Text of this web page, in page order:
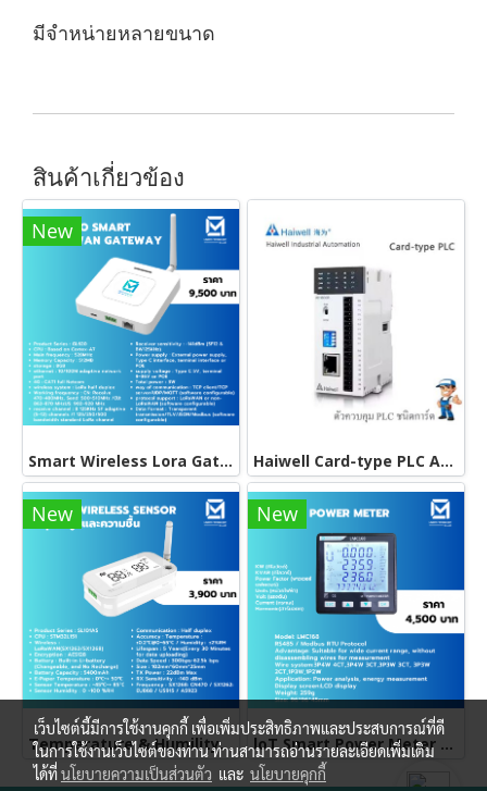
มีจำหน่ายหลายขนาด
สินค้าเกี่ยวข้อง
New
Smart Wireless Lora Gateway รับสัญญาไกลถึง 2 กิโลเมตร Haiwell Card-type PLC AC16SOR A08DOR MPU Haiwell การ์ดแบบลอจิกตัวควบคุมขนาดเล็ก,ซีพียู PLC ดีไซน์บาง ขยายตัวแบบดิจิตอล
New
Temperature & Humility Sensor เซ็นเซอร์วัดความชื้นและอุณหภูมิแบบไร้สาย รองรับ lorawan modbus RS485 TLV JASON
New
loT Smart Power Meter มิเตอร์สามเฟสสำหรับการมอนิเตอร์การใช้ไฟแบบออนไลน์
เว็บไซต์นี้มีการใช้งานคุกกี้ เพื่อเพิ่มประสิทธิภาพและประสบการณ์ที่ดี
ในการใช้งานเว็บไซต์ของท่าน ท่านสามารถอ่านรายละเอียดเพิ่มเติม
ได้ที่นโยบายความเป็นส่วนตัว และ นโยบายคุกกี้